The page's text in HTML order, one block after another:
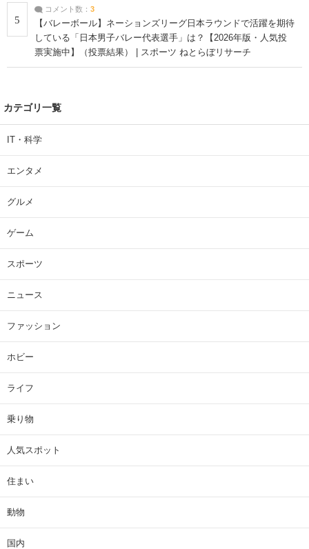
5
コメント数： 3
【バレーボール】ネーションズリーグ日本ラウンドで活躍を期待
している「日本男子バレー代表選手」は？【2026年版・人気投
票実施中】（投票結果） | スポーツ ねとらぼリサーチ
カテゴリ一覧
IT・科学
エンタメ
グルメ
ゲーム
スポーツ
ニュース
ファッション
ホビー
ライフ
乗り物
人気スポット
住まい
動物
国内